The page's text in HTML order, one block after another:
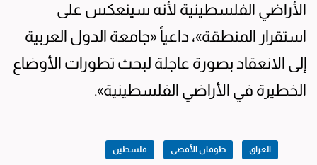
الأراضي الفلسطينية لأنه سينعكس على
استقرار المنطقة»، داعياً «جامعة الدول العربية
إلى الانعقاد بصورة عاجلة لبحث تطورات الأوضاع
الخطيرة في الأراضي الفلسطينية».
العراق طوفان الأقصى فلسطين